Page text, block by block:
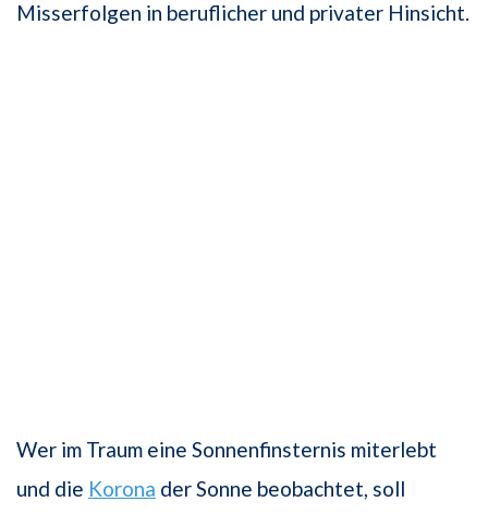
Misserfolgen in beruflicher und privater Hinsicht.
Wer im Traum eine Sonnenfinsternis miterlebt
und die Korona der Sonne beobachtet, soll